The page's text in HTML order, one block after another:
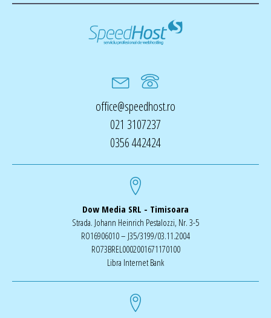
office@speedhost.ro
021 3107237
0356 442424
Dow Media SRL - Timisoara
Strada. Johann Heinrich Pestalozzi, Nr. 3-5
RO16906010 – J35/3199/03.11.2004
RO73BREL0002001671170100
Libra Internet Bank